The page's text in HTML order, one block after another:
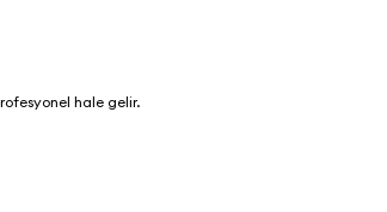
hale gelir.